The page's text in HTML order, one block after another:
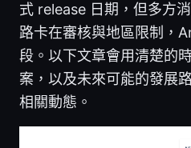
式 release 日期，但多方
路卡在審核與地區限制，
段。以下文章會用清楚的
案，以及未來可能的發展
相關動態。